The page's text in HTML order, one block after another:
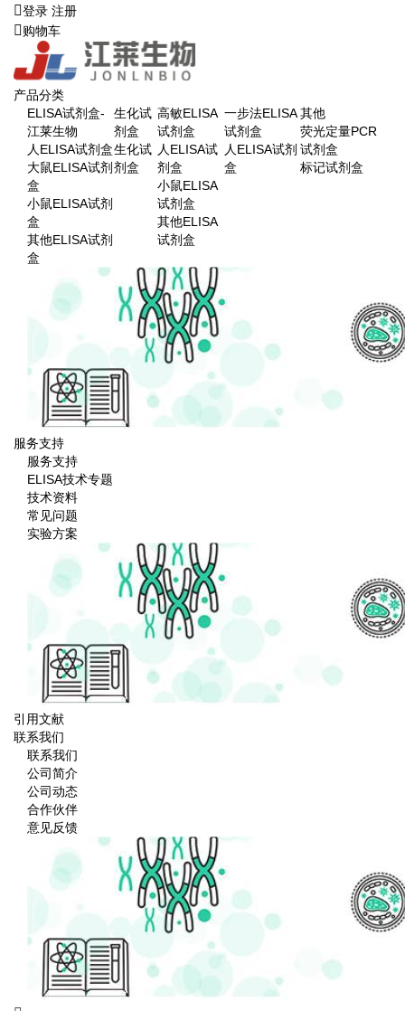
登录 注册
购物车
产品分类
ELISA试剂盒-
江莱生物
人ELISA试剂盒
大鼠ELISA试剂
盒
小鼠ELISA试剂
盒
其他ELISA试剂
盒
生化试
剂盒
生化试
剂盒
高敏ELISA
试剂盒
人ELISA试
剂盒
小鼠ELISA
试剂盒
其他ELISA
试剂盒
一步法ELISA
试剂盒
人ELISA试剂
盒
其他
荧光定量PCR
试剂盒
标记试剂盒
服务支持
服务支持
ELISA技术专题
技术资料
常见问题
实验方案
引用文献
联系我们
联系我们
公司简介
公司动态
合作伙伴
意见反馈